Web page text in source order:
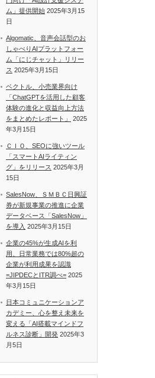
ム」提供開始 2025年3月15
日
Algomatic、音声会話型のお
しゃべりAIプラットフォー
ム「にじチャット」リリー
ス 2025年3月15日
ベクトル、小売業界向け
「ChatGPTを活用した顧客
体験の進化と収益向上方法
をまとめたレポート」
2025
年3月15日
ＣＩＯ、SEOに強いツール
「スマートAIライティン
グ」をリリース 2025年3月
15日
SalesNow、ＳＭＢＣ日興証
券が新規事業の推進に企業
データベース「SalesNow」
を導入 2025年3月15日
企業の45%が生成AIを利
用、日常業務では80%超の
企業が利用成果を認識
=JIPDECとITR調べ= 2025
年3月15日
日本コミュニケーションア
カデミー、心を整え未来を
変える「AI搭載マインドフ
ルネス診断」開発 2025年3
月5日